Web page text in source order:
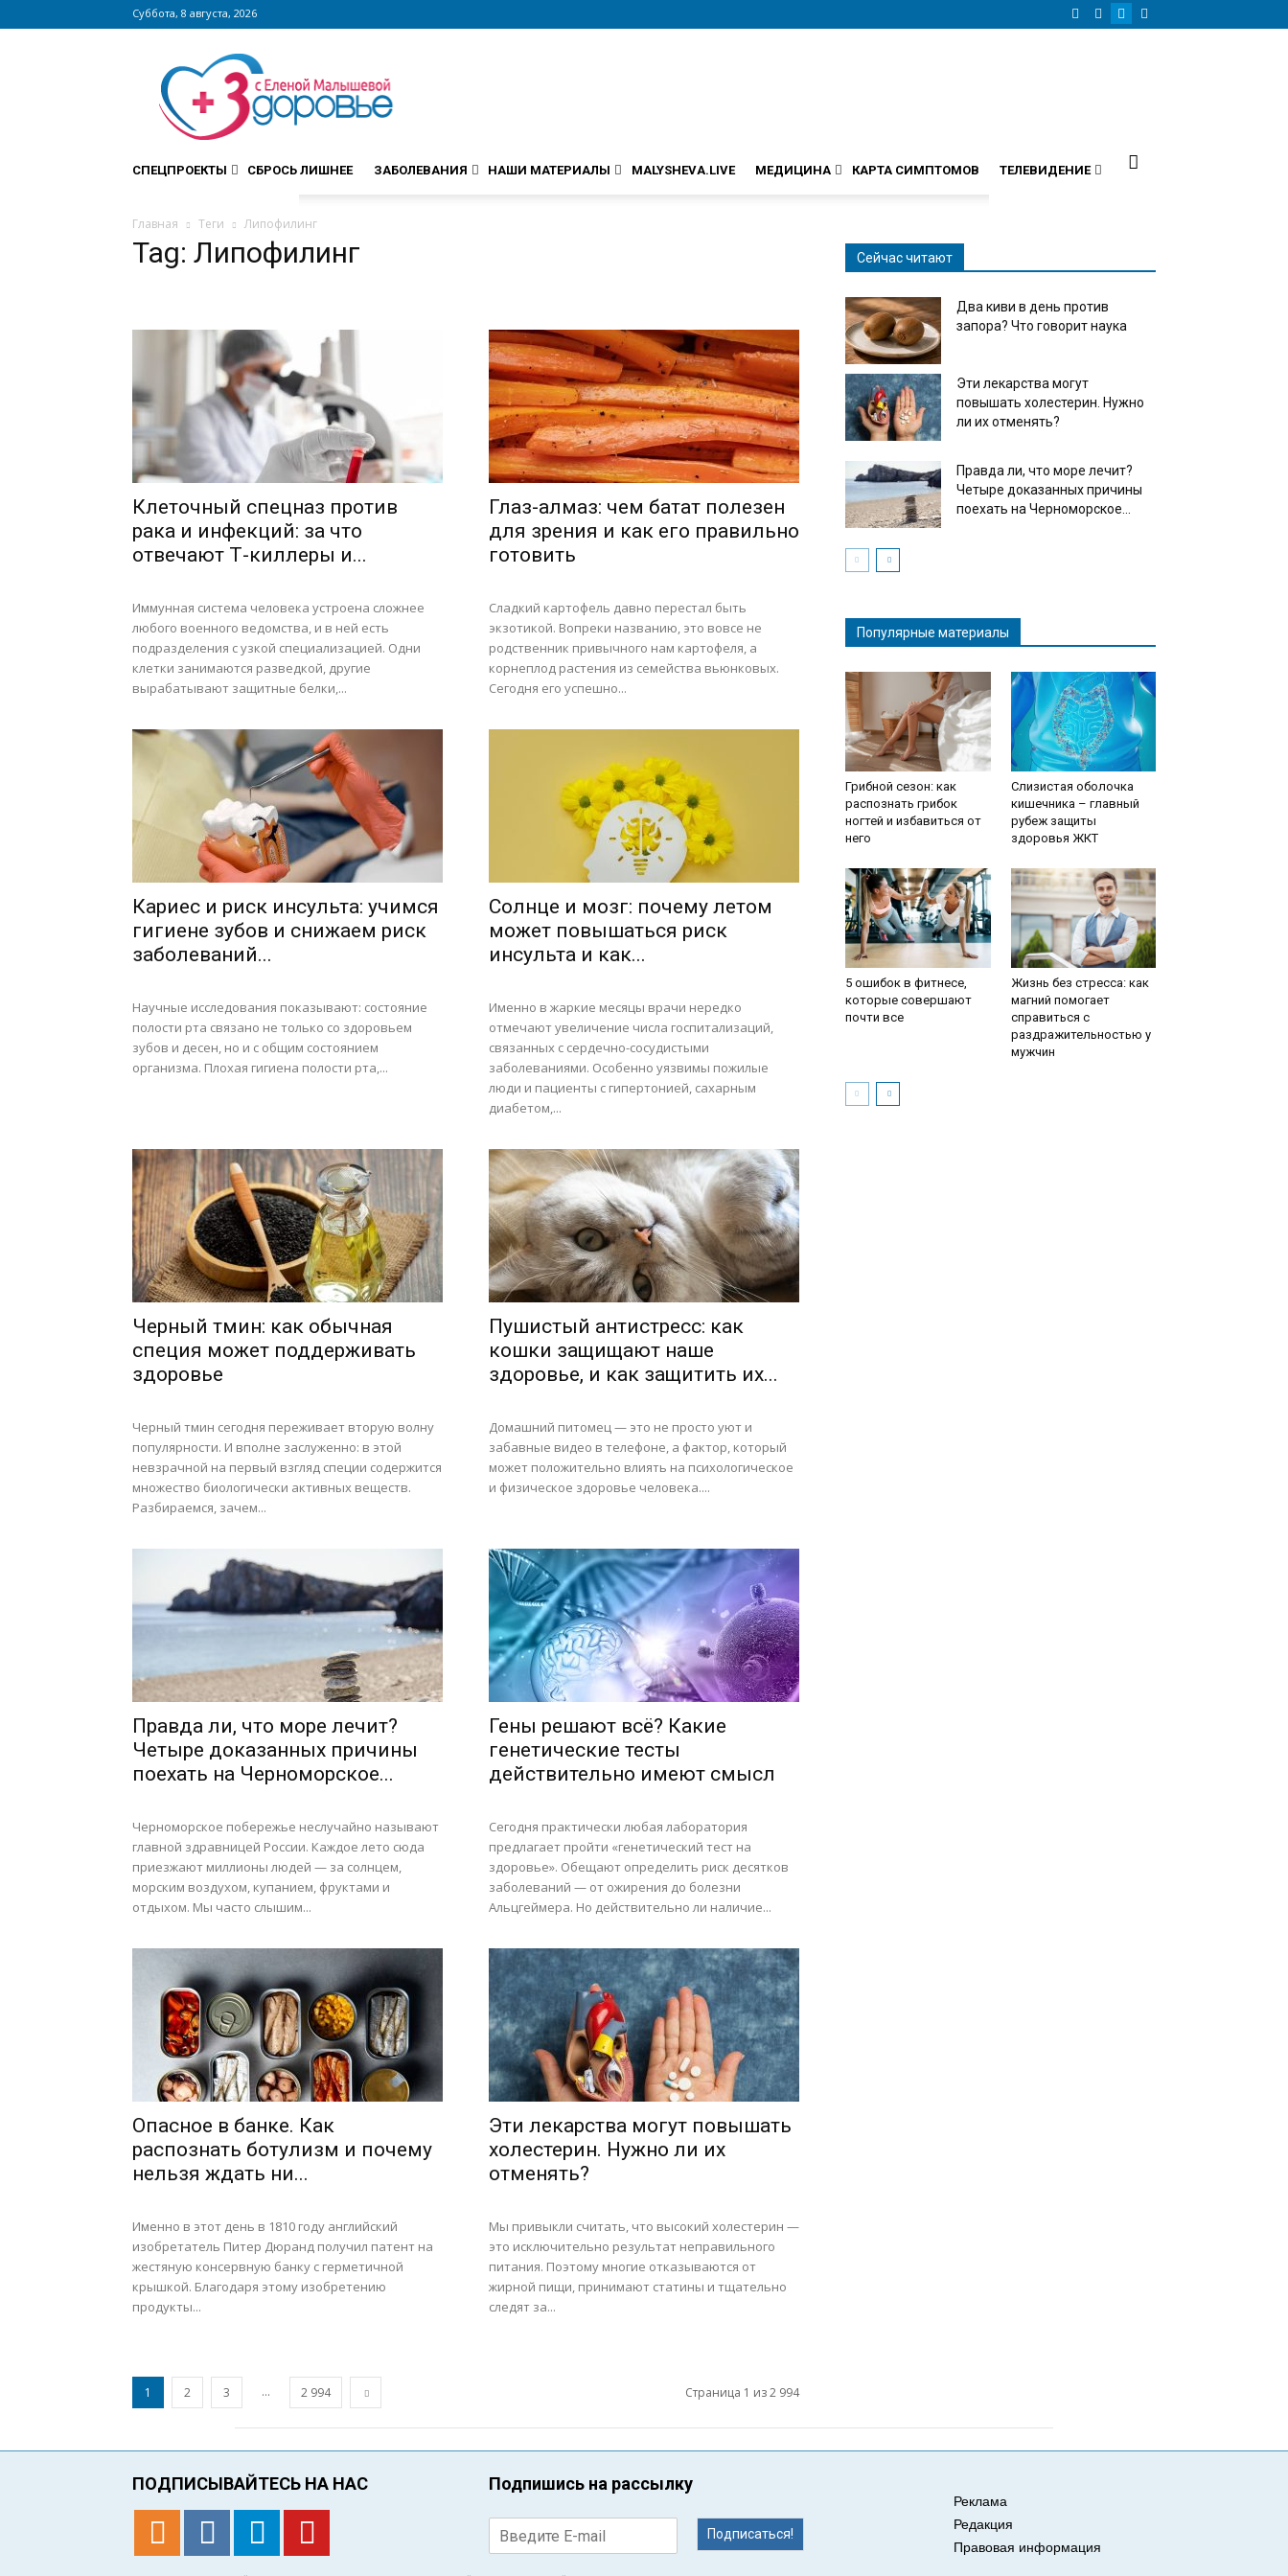
Суббота, 8 августа, 2026
Сайт
zdorovieinfo.ru
крупнейший
медицинский
интернет-
СПЕЦПРОЕКТЫ СБРОСЬ ЛИШНЕЕ ЗАБОЛЕВАНИЯ НАШИ МАТЕРИАЛЫ MALYSHEVA.LIVE МЕДИЦИНА КАРТА СИМПТОМОВ ТЕЛЕВИДЕНИЕ
Главная Теги Липофилинг
Tag: Липофилинг
Клеточный спецназ против
рака и инфекций: за что
отвечают Т-киллеры и...
Иммунная система человека устроена сложнее
любого военного ведомства, и в ней есть
подразделения с узкой специализацией. Одни
клетки занимаются разведкой, другие
вырабатывают защитные белки,...
Глаз-алмаз: чем батат полезен
для зрения и как его правильно
готовить
Сладкий картофель давно перестал быть
экзотикой. Вопреки названию, это вовсе не
родственник привычного нам картофеля, а
корнеплод растения из семейства вьюнковых.
Сегодня его успешно...
Кариес и риск инсульта: учимся
гигиене зубов и снижаем риск
заболеваний...
Научные исследования показывают: состояние
полости рта связано не только со здоровьем
зубов и десен, но и с общим состоянием
организма. Плохая гигиена полости рта,...
Солнце и мозг: почему летом
может повышаться риск
инсульта и как...
Именно в жаркие месяцы врачи нередко
отмечают увеличение числа госпитализаций,
связанных с сердечно-сосудистыми
заболеваниями. Особенно уязвимы пожилые
люди и пациенты с гипертонией, сахарным
диабетом,...
Черный тмин: как обычная
специя может поддерживать
здоровье
Черный тмин сегодня переживает вторую волну
популярности. И вполне заслуженно: в этой
невзрачной на первый взгляд специи содержится
множество биологически активных веществ.
Разбираемся, зачем...
Пушистый антистресс: как
кошки защищают наше
здоровье, и как защитить их...
Домашний питомец — это не просто уют и
забавные видео в телефоне, а фактор, который
может положительно влиять на психологическое
и физическое здоровье человека....
Правда ли, что море лечит?
Четыре доказанных причины
поехать на Черноморское...
Черноморское побережье неслучайно называют
главной здравницей России. Каждое лето сюда
приезжают миллионы людей — за солнцем,
морским воздухом, купанием, фруктами и
отдыхом. Мы часто слышим...
Гены решают всё? Какие
генетические тесты
действительно имеют смысл
Сегодня практически любая лаборатория
предлагает пройти «генетический тест на
здоровье». Обещают определить риск десятков
заболеваний — от ожирения до болезни
Альцгеймера. Но действительно ли наличие...
Опасное в банке. Как
распознать ботулизм и почему
нельзя ждать ни...
Именно в этот день в 1810 году английский
изобретатель Питер Дюранд получил патент на
жестяную консервную банку с герметичной
крышкой. Благодаря этому изобретению
продукты...
Эти лекарства могут повышать
холестерин. Нужно ли их
отменять?
Мы привыкли считать, что высокий холестерин —
это исключительно результат неправильного
питания. Поэтому многие отказываются от
жирной пищи, принимают статины и тщательно
следят за...
1 2 3 ... 2 994 Страница 1 из 2 994
Сейчас читают
Два киви в день против
запора? Что говорит наука
Эти лекарства могут
повышать холестерин. Нужно
ли их отменять?
Правда ли, что море лечит?
Четыре доказанных причины
поехать на Черноморское...
Популярные материалы
Грибной сезон: как
распознать грибок
ногтей и избавиться от
него
Слизистая оболочка
кишечника – главный
рубеж защиты
здоровья ЖКТ
5 ошибок в фитнесе,
которые совершают
почти все
Жизнь без стресса: как
магний помогает
справиться с
раздражительностью у
мужчин
ПОДПИСЫВАЙТЕСЬ НА НАС Подпишись на рассылку
Подписаться!
Реклама
Редакция
Правовая информация